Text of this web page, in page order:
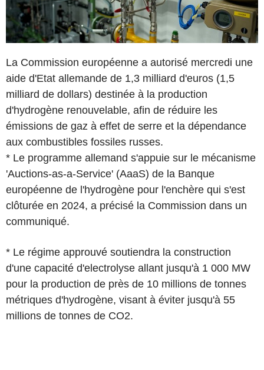
La Commission européenne a autorisé mercredi une
aide d'Etat allemande de 1,3 milliard d'euros (1,5
milliard de dollars) destinée à la production
d'hydrogène renouvelable, afin de réduire les
émissions de gaz à effet de serre et la dépendance
aux combustibles fossiles russes.
* Le programme allemand s'appuie sur le mécanisme
'Auctions-as-a-Service' (AaaS) de la Banque
européenne de l'hydrogène pour l'enchère qui s'est
clôturée en 2024, a précisé la Commission dans un
communiqué.
* Le régime approuvé soutiendra la construction
d'une capacité d'electrolyse allant jusqu'à 1 000 MW
pour la production de près de 10 millions de tonnes
métriques d'hydrogène, visant à éviter jusqu'à 55
millions de tonnes de CO2.